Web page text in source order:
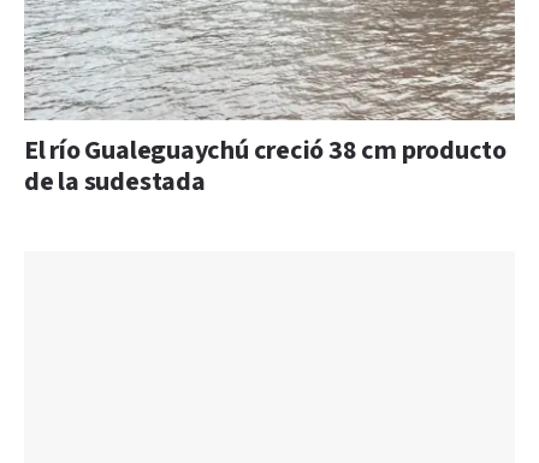
El río Gualeguaychú creció 38 cm producto
de la sudestada